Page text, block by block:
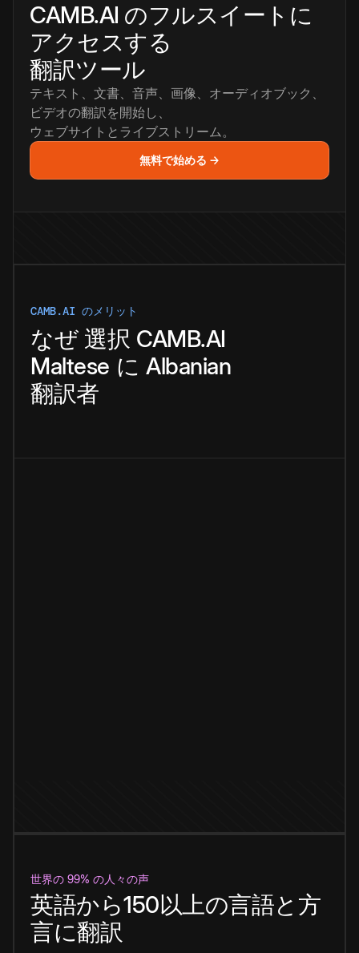
CAMB.AI のフルスイートに
アクセスする
翻訳ツール
テキスト、文書、音声、画像、オーディオブック、
ビデオの翻訳を開始し、
ウェブサイトとライブストリーム。
無料で始める →
CAMB.AI のメリット
なぜ 選択 CAMB.AI
Maltese に Albanian
翻訳者
世界の 99% の人々の声
英語から150以上の言語と方
言に翻訳